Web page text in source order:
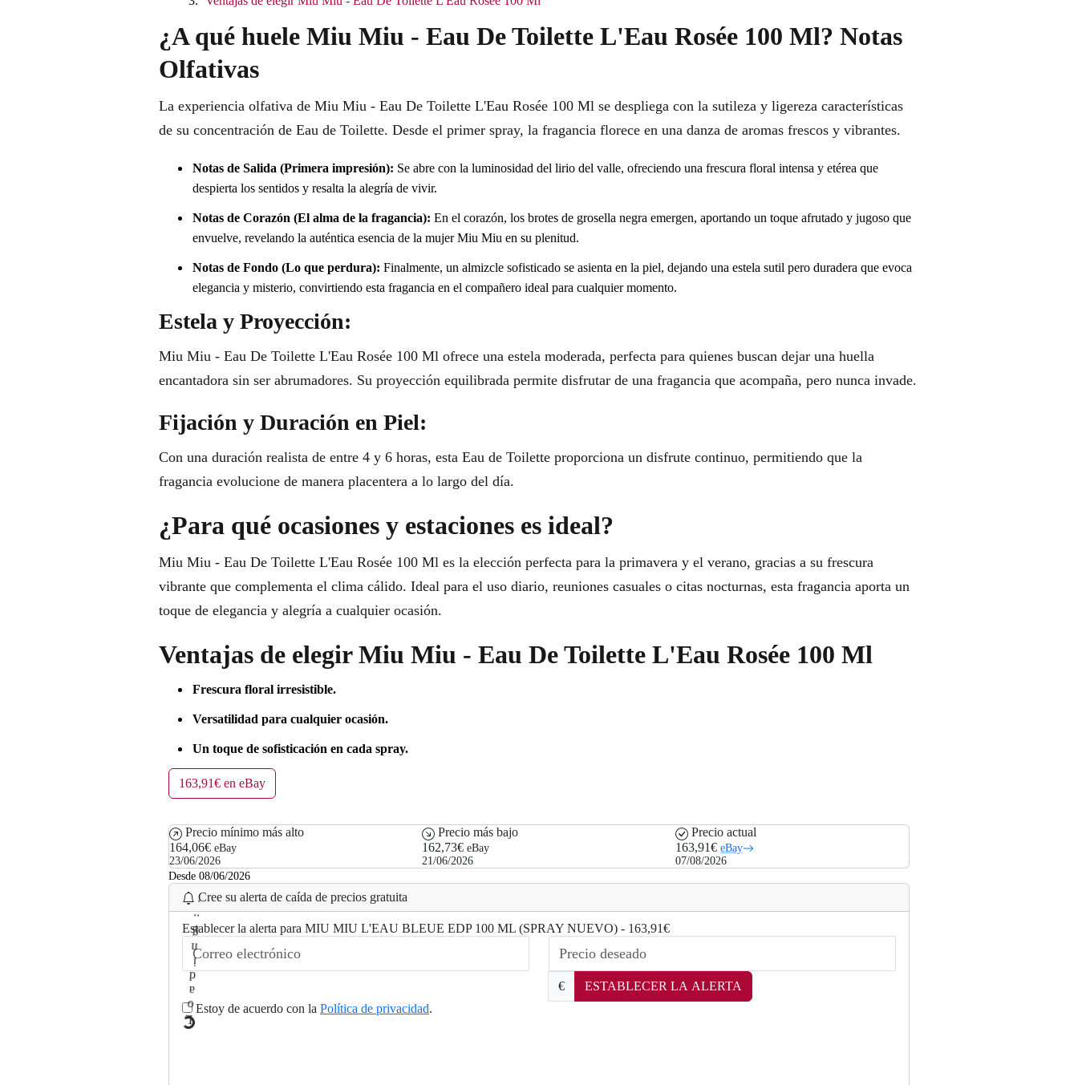
¿A qué huele Miu Miu - Eau De Toilette L'Eau Rosée 100 Ml? Notas
Olfativas
La experiencia olfativa de Miu Miu - Eau De Toilette L'Eau Rosée 100 Ml se despliega con la sutileza y ligereza características
de su concentración de Eau de Toilette. Desde el primer spray, la fragancia florece en una danza de aromas frescos y vibrantes.
Notas de Salida (Primera impresión): Se abre con la luminosidad del lirio del valle, ofreciendo una frescura floral intensa y etérea que
despierta los sentidos y resalta la alegría de vivir.
Notas de Corazón (El alma de la fragancia): En el corazón, los brotes de grosella negra emergen, aportando un toque afrutado y jugoso que
envuelve, revelando la auténtica esencia de la mujer Miu Miu en su plenitud.
Notas de Fondo (Lo que perdura): Finalmente, un almizcle sofisticado se asienta en la piel, dejando una estela sutil pero duradera que evoca
elegancia y misterio, convirtiendo esta fragancia en el compañero ideal para cualquier momento.
Estela y Proyección:
Miu Miu - Eau De Toilette L'Eau Rosée 100 Ml ofrece una estela moderada, perfecta para quienes buscan dejar una huella
encantadora sin ser abrumadores. Su proyección equilibrada permite disfrutar de una fragancia que acompaña, pero nunca invade.
Fijación y Duración en Piel:
Con una duración realista de entre 4 y 6 horas, esta Eau de Toilette proporciona un disfrute continuo, permitiendo que la
fragancia evolucione de manera placentera a lo largo del día.
¿Para qué ocasiones y estaciones es ideal?
Miu Miu - Eau De Toilette L'Eau Rosée 100 Ml es la elección perfecta para la primavera y el verano, gracias a su frescura
vibrante que complementa el clima cálido. Ideal para el uso diario, reuniones casuales o citas nocturnas, esta fragancia aporta un
toque de elegancia y alegría a cualquier ocasión.
Ventajas de elegir Miu Miu - Eau De Toilette L'Eau Rosée 100 Ml
Frescura floral irresistible.
Versatilidad para cualquier ocasión.
Un toque de sofisticación en cada spray.
163,91€ en eBay
Precio mínimo más alto
164,06€ eBay
23/06/2026
Precio más bajo
162,73€ eBay
21/06/2026
Precio actual
163,91€ eBay
07/08/2026
Desde 08/06/2026
Cree su alerta de caída de precios gratuita
Establecer la alerta para MIU MIU L'EAU BLEUE EDP 100 ML (SPRAY NUEVO) - 163,91€
€
ESTABLECER LA ALERTA
Estoy de acuerdo con la Política de privacidad.
L oa
d
.